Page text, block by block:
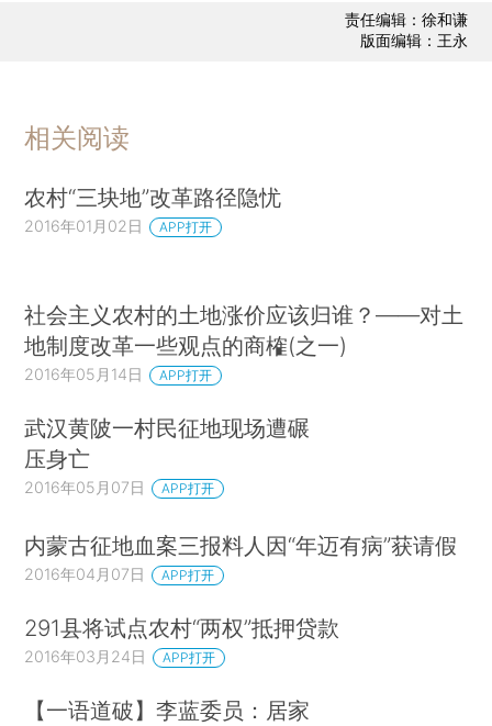
责任编辑：徐和谦
版面编辑：王永
相关阅读
农村“三块地”改革路径隐忧
2016年01月02日 APP打开
社会主义农村的土地涨价应该归谁？——对土
地制度改革一些观点的商榷(之一)
2016年05月14日 APP打开
武汉黄陂一村民征地现场遭碾
压身亡
2016年05月07日 APP打开
内蒙古征地血案三报料人因“年迈有病”获请假
2016年04月07日 APP打开
291县将试点农村“两权”抵押贷款
2016年03月24日 APP打开
【一语道破】李蓝委员：居家